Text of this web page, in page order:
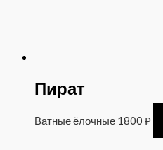
Пират
Ватные ёлочные 1800 ₽